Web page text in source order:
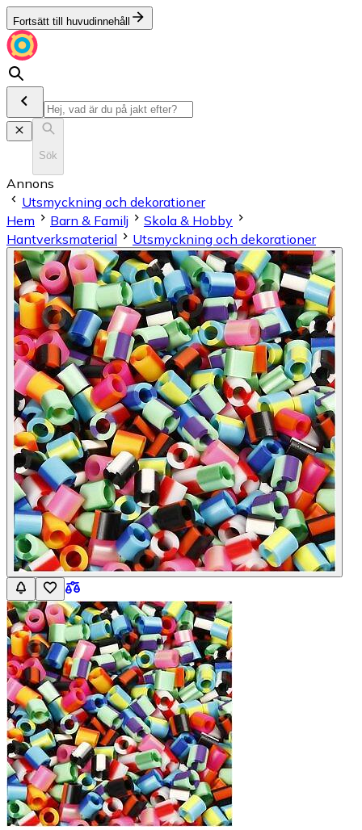
Fortsätt till huvudinnehåll
Sök
Annons
Utsmyckning och dekorationer
Hem
Barn & Familj
Skola & Hobby
Hantverksmaterial
Utsmyckning och dekorationer